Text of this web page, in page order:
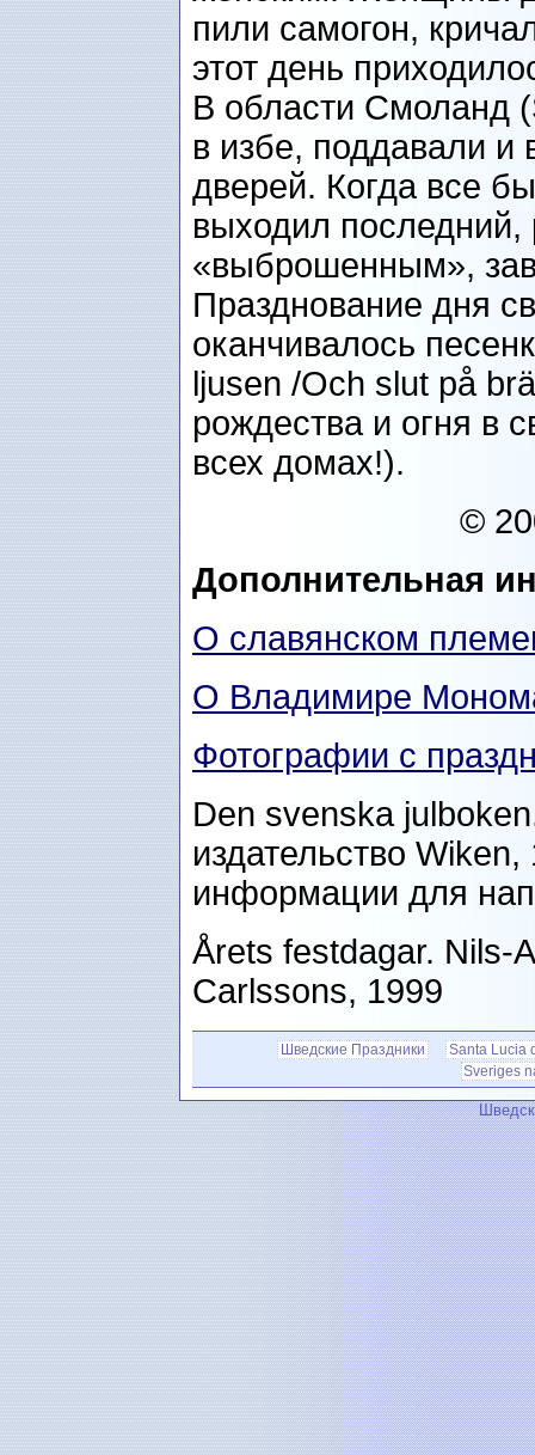
пили самогон,
этот день
В области Смоланд
в избе, поддавали и
дверей. Когда все
выходил последний,
«выброшенным»,
Празднование дня
оканчивалось
ljusen /Och slut på
рождества и огня в
всех домах!).
©
Дополнительная
О славянском
О Владимире
Фотографии с
Den svenska
издательство
информации для
Årets festdagar. Nils-
Carlssons, 1999
Шведские Праздники
Santa Lucia
Sveriges